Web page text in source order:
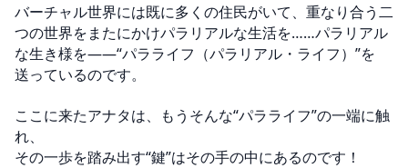
バーチャル世界には既に多くの住民がいて、重なり合う二
つの世界をまたにかけパラリアルな生活を……パラリアル
な生き様を――“パラライフ（パラリアル・ライフ）”を
送っているのです。
ここに来たアナタは、もうそんな“パラライフ”の一端に触
れ、
その一歩を踏み出す“鍵”はその手の中にあるのです！